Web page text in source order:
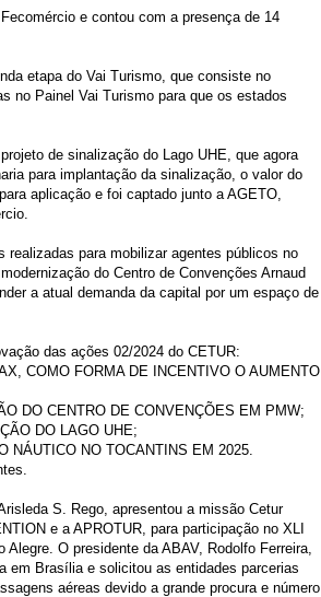
e contou com a presença de 14
etapa do Vai Turismo, que consiste no
no Painel Vai Turismo para que os estados
de sinalização do Lago UHE, que agora
para implantação da sinalização, o valor do
aplicação e foi captado junto a AGETO,
para mobilizar agentes públicos no
do Centro de Convenções Arnaud
a atual demanda da capital por um espaço de
das ações 02/2024 do CETUR:
COMO FORMA DE INCENTIVO O AUMENTO
DO CENTRO DE CONVENÇÕES EM PMW;
DO LAGO UHE;
NÁUTICO NO TOCANTINS EM 2025.
S. Rego, apresentou a missão Cetur
e a APROTUR, para participação no XLI
O presidente da ABAV, Rodolfo Ferreira,
em Brasília e solicitou as entidades parcerias
aéreas devido a grande procura e número